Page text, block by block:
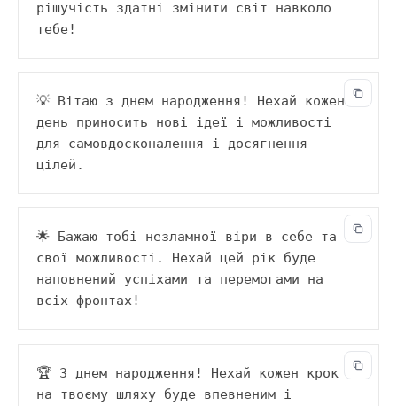
рішучість здатні змінити світ навколо
тебе!
💡 Вітаю з днем народження! Нехай кожен
день приносить нові ідеї і можливості
для самовдосконалення і досягнення
цілей.
🌟 Бажаю тобі незламної віри в себе та
свої можливості. Нехай цей рік буде
наповнений успіхами та перемогами на
всіх фронтах!
🏆 З днем народження! Нехай кожен крок
на твоєму шляху буде впевненим і